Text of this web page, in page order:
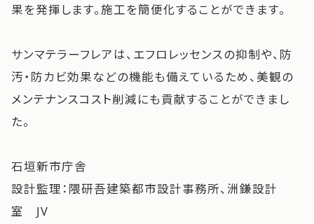
果を発揮します。施工を簡便化することができます。
サンマテラーフレアは、エフロレッセンスの抑制や、防
汚・防カビ効果などの機能も備えているため、美観の
メンテナンスコスト削減にも貢献することができまし
た。
石垣新市庁舎
設計監理：隈研吾建築都市設計事務所、洲鎌設計
室 JV